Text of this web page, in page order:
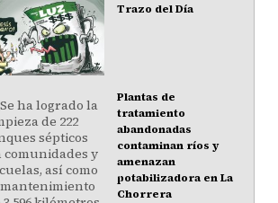
Trazo del Día
Plantas de
tratamiento
abandonadas
contaminan ríos y
amenazan
potabilizadora en La
Chorrera